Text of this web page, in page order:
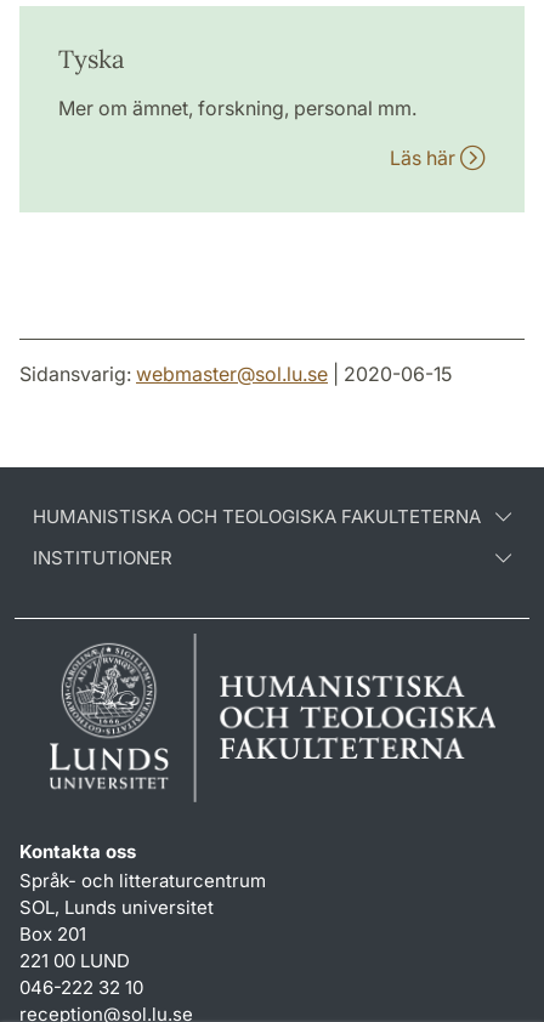
Tyska
Mer om ämnet, forskning, personal mm.
Läs här
Sidansvarig: webmaster@sol.lu.se | 2020-06-15
HUMANISTISKA OCH TEOLOGISKA FAKULTETERNA
INSTITUTIONER
Kontakta oss
Språk- och litteraturcentrum
SOL, Lunds universitet
Box 201
221 00 LUND
046-222 32 10
reception@sol.lu.se